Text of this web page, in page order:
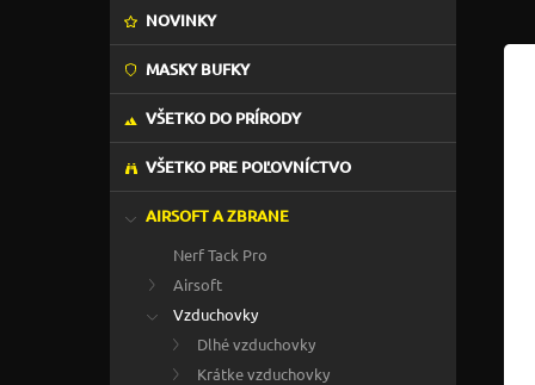
NOVINKY
MASKY BUFKY
VŠETKO DO PRÍRODY
VŠETKO PRE POĽOVNÍCTVO
AIRSOFT A ZBRANE
Nerf Tack Pro
Airsoft
Vzduchovky
Dlhé vzduchovky
Krátke vzduchovky